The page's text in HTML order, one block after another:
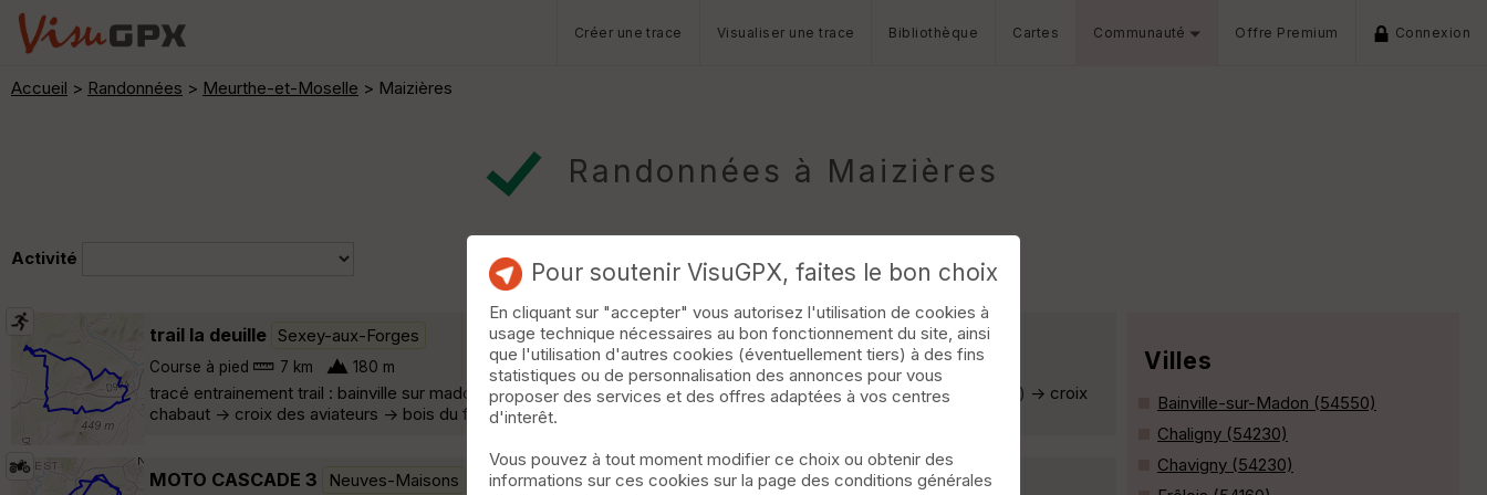
Créer une trace Visualiser une trace Bibliothèque Cartes Communauté Offre Premium Connexion
Accueil > Randonnées > Meurthe-et-Moselle > Maizières
Randonnées à Maizières
Activité
trail la deuille Sexey-aux-Forges
Course à pied 7 km 180 m
tracé entrainement trail : bainville sur madon -> aérodrome -> ferme des gimeys ->fontainede la deuille(résurgence) -> croix
chabaut -> croix des aviateurs -> bois du feys -> forêt de laVoivre -> retour sur bainville »
MOTO CASCADE 3 Neuves-Maisons
Villes
Bainville-sur-Madon (54550)
Chaligny (54230)
Chavigny (54230)
Pour soutenir VisuGPX, faites le bon choix
En cliquant sur "accepter" vous autorisez l'utilisation de cookies à
usage technique nécessaires au bon fonctionnement du site, ainsi
que l'utilisation d'autres cookies (éventuellement tiers) à des fins
statistiques ou de personnalisation des annonces pour vous
proposer des services et des offres adaptées à vos centres
d'interêt.
Vous pouvez à tout moment modifier ce choix ou obtenir des
informations sur ces cookies sur la page des conditions générales